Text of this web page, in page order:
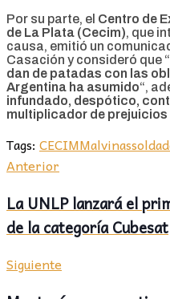
Por su parte, el Centro de
de La Plata (Cecim), que
causa, emitió un
Casación y consideró que “
dan de patadas con las
Argentina ha asumido“,
infundado, despótico,
multiplicador de
Tags: CECIMMalvinas
Anterior
La UNLP lanzará el
de la categoría Cubesat
Siguiente